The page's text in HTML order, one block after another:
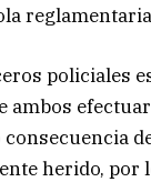
policiales
ambos
herido, por